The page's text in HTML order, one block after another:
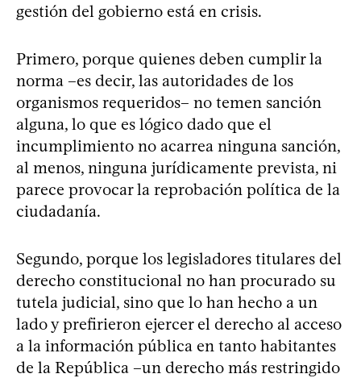
gestión del gobierno está en crisis.
Primero, porque quienes deben cumplir la
norma –es decir, las autoridades de los
organismos requeridos– no temen sanción
alguna, lo que es lógico dado que el
incumplimiento no acarrea ninguna sanción,
al menos, ninguna jurídicamente prevista, ni
parece provocar la reprobación política de la
ciudadanía.
Segundo, porque los legisladores titulares del
derecho constitucional no han procurado su
tutela judicial, sino que lo han hecho a un
lado y prefirieron ejercer el derecho al acceso
a la información pública en tanto habitantes
de la República –un derecho más restringido